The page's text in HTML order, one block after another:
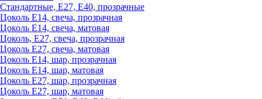
Стандартные, Е27, Е40, прозрачные
Цоколь Е14, свеча, прозрачная
Цоколь Е14, свеча, матовая
Цоколь, Е27, свеча, прозрачная
Цоколь Е27, свеча, матовая
Цоколь Е14, шар, прозрачная
Цоколь Е14, шар, матовая
Цоколь Е27, шар, прозрачная
Цоколь Е27, шар, матовая